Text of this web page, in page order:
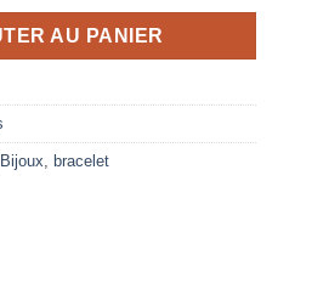
AU PANIER
Bijoux bracelet